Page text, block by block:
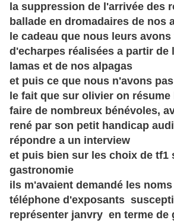
la suppression de l'arrivée des
ballade en dromadaires de nos
le cadeau que nous leurs
d'echarpes réalisées a partir de
lamas et de nos alpagas
et puis ce que nous n'avons
le fait que sur olivier on
faire de nombreux bénévoles,
rené par son petit handicap
répondre a un interview
et puis bien sur les choix de tf1
gastronomie
ils m'avaient demandé les
téléphone d'exposants
représenter janvry en terme de